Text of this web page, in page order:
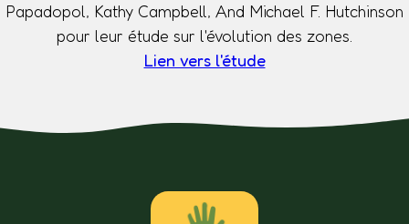
Papadopol, Kathy Campbell, And Michael F. Hutchinson
pour leur étude sur l'évolution des zones.
Lien vers l'étude